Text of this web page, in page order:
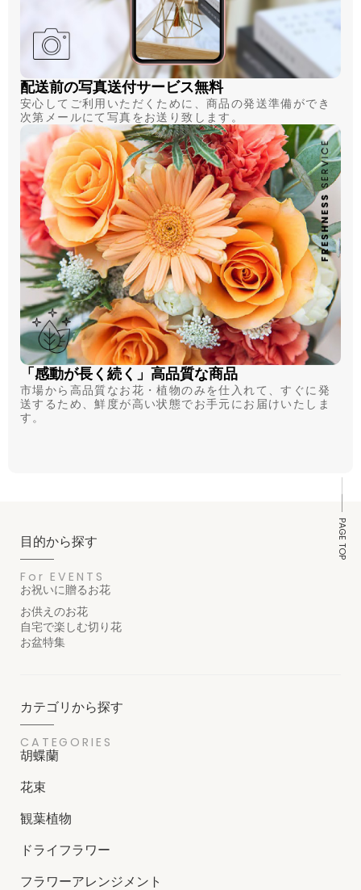
配送前の写真送付サービス無料
安心してご利用いただくために、商品の発送準備ができ
次第メールにて写真をお送り致します。
「感動が長く続く」高品質な商品
市場から高品質なお花・植物のみを仕入れて、すぐに発
送するため、鮮度が高い状態でお手元にお届けいたしま
す。
PAGE TOP
目的から探す
For EVENTS
お祝いに贈るお花
お供えのお花
自宅で楽しむ切り花
お盆特集
カテゴリから探す
CATEGORIES
胡蝶蘭
花束
観葉植物
ドライフラワー
フラワーアレンジメント